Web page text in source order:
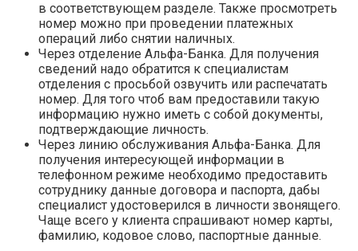
в соответствующем разделе. Также просмотреть
номер можно при проведении платежных
операций либо снятии наличных.
Через отделение Альфа-Банка. Для получения
сведений надо обратится к специалистам
отделения с просьбой озвучить или распечатать
номер. Для того чтоб вам предоставили такую
информацию нужно иметь с собой документы,
подтверждающие личность.
Через линию обслуживания Альфа-Банка. Для
получения интересующей информации в
телефонном режиме необходимо предоставить
сотруднику данные договора и паспорта, дабы
специалист удостоверился в личности звонящего.
Чаще всего у клиента спрашивают номер карты,
фамилию, кодовое слово, паспортные данные.